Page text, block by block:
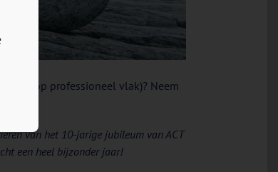
als op professioneel vlak)? Neem
van het 10-jarige jubileum van ACT
een heel bijzonder jaar!